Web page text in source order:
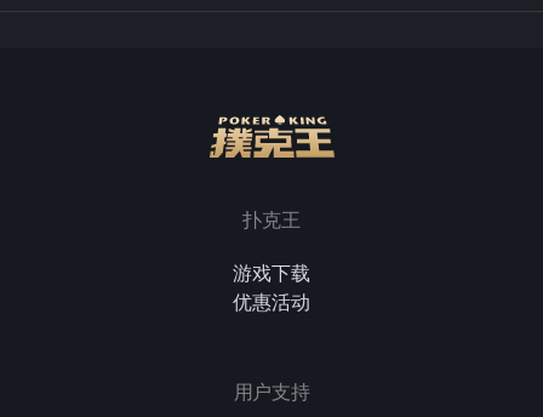
扑克王
游戏下载
优惠活动
用户支持